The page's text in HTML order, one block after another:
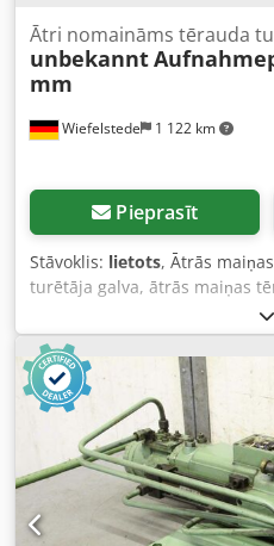
Wiefelstede 1 122 km
Ātri nomaināms tērauda
unbekannt
mm
Pieprasīt
Stāvoklis: lietots, Ātrās
turētāja galva, ātrās maiņas
Skjfx Af Aok - Pusapaļas
Stiprinājums: dēlīšu/
fotogrāfijās - Daudzums:
abiem kopā - Svars: 3,3 kg/gab.